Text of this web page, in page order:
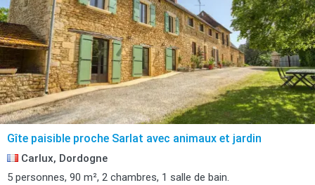
Gîte paisible proche Sarlat avec animaux et jardin
Carlux, Dordogne
5 personnes, 90 m², 2 chambres, 1 salle de bain.